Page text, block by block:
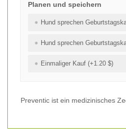
Planen und speichern
Hund sprechen
Hund sprechen
Einmaliger Kauf (+1.20 $)
Preventic ist ein medizinisches